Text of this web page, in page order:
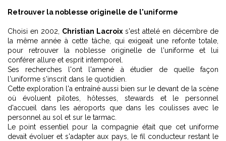
Retrouver la noblesse originelle de l'uniforme
Choisi en 2002, Christian Lacroix s'est attelé en décembre de
la même année à cette tâche, qui exigeait une refonte totale,
pour retrouver la noblesse originelle de l'uniforme et lui
conférer allure et esprit intemporel.
Ses recherches l'ont l'amené à étudier de quelle façon
l'uniforme s'inscrit dans le quotidien.
Cette exploration l'a entraîné aussi bien sur le devant de la scène
où évoluent pilotes, hôtesses, stewards et le personnel
d'accueil dans les aéroports que dans les coulisses avec le
personnel au sol et sur le tarmac.
Le point essentiel pour la compagnie était que cet uniforme
devait évoluer et s'adapter aux pays, le fil conducteur restant le